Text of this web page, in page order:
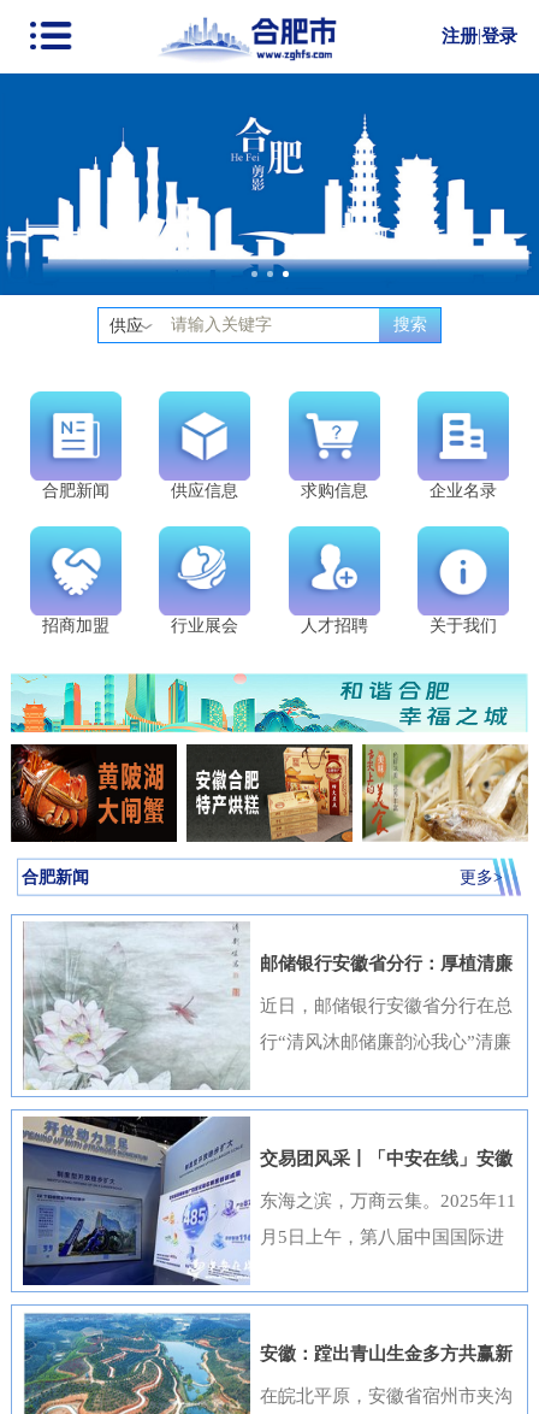
注册 |登录
供应 搜索
合肥新闻 供应信息 求购信息 企业名录
招商加盟 行业展会 人才招聘 关于我们
合肥新闻 更多>
邮储银行安徽省分行：厚植清廉
金融文化筑牢高质量发展根基
近日，邮储银行安徽省分行在总
行“清风沐邮储廉韵沁我心”清廉
出，选送的四部作品全部获奖，
获奖数量位居全国首位，并荣
来，邮储银行安徽省分行高度重
应、热情参与。95名员工利用业
余时间潜心创作，共提交89件作
交易团风采丨「中安在线」安徽
元素闪耀进博会
东海之滨，万商云集。2025年11
月5日上午，第八届中国国际进
在上海开幕，安徽交易团携科技
创新成果与厚重文化底蕴再度亮
安徽：蹚出青山生金多方共赢新
路径
在皖北平原，安徽省宿州市夹沟